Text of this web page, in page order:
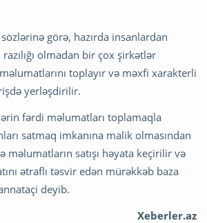
görə, hazırda insanlardan
olmadan bir çox şirkətlər
toplayır və məxfi xarakterli
yerləşdirilir.
fərdi məlumatları toplamaqla
satmaq imkanına malik olmasından
məlumatların satışı həyata keçirilir və
ətraflı təsvir edən mürəkkəb baza
deyib.
Xeberler.az